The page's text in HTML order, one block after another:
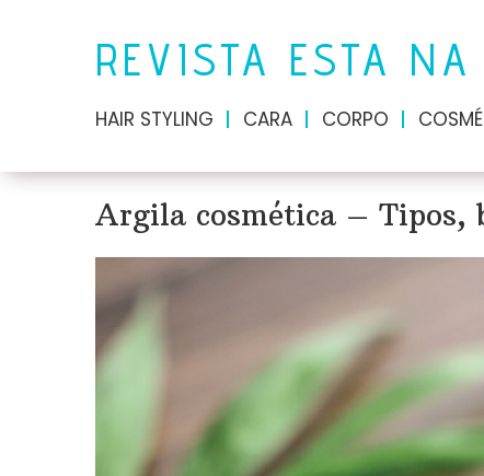
REVISTA ESTA NA
HAIR STYLING CARA CORPO
Argila cosmética – Tipos,